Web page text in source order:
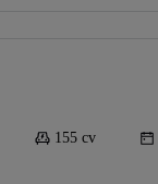
155 cv